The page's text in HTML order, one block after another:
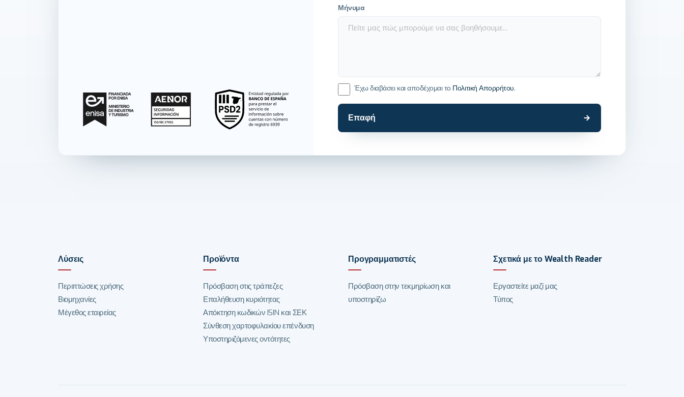
Μήνυμα
Έχω διαβάσει και αποδέχομαι το Πολιτική Απορρήτου.
Επαφή
Λύσεις
Περιπτώσεις χρήσης
Βιομηχανίες
Μέγεθος εταιρείας
Προϊόντα
Πρόσβαση στις τράπεζες
Επαλήθευση κυριότητας
Απόκτηση κωδικών ISIN και ΣΕΚ
Σύνθεση χαρτοφυλακίου επένδυση
Υποστηριζόμενες οντότητες
Προγραμματιστές
Πρόσβαση στην τεκμηρίωση και
υποστηρίζω
Σχετικά με το Wealth Reader
Εργαστείτε μαζί μας
Τύπος